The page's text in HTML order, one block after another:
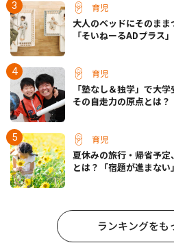
育児
大人のベッドにそのま
「そいねーるADプラス
育児
「塾なし＆独学」で大
その自走力の原点とは？
育児
夏休みの旅行・帰省予
とは？「宿題が進まない
ランキングをも